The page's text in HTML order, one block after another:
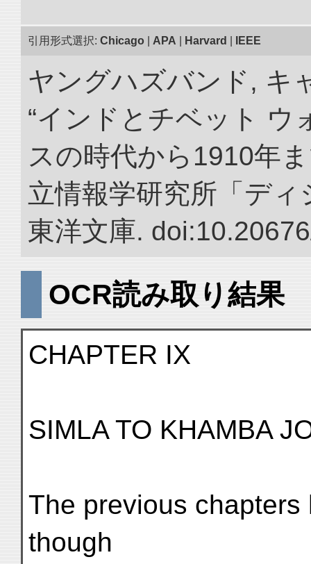
引用形式選択: Chicago APA Harvard IEEE
ヤングハズバンド, キ
“インドとチベット ウ
スの時代から1910年
立情報学研究所「デ
東洋文庫.
OCR読み取り結果
CHAPTER IX
SIMLA TO KHAMBA
The previous
though